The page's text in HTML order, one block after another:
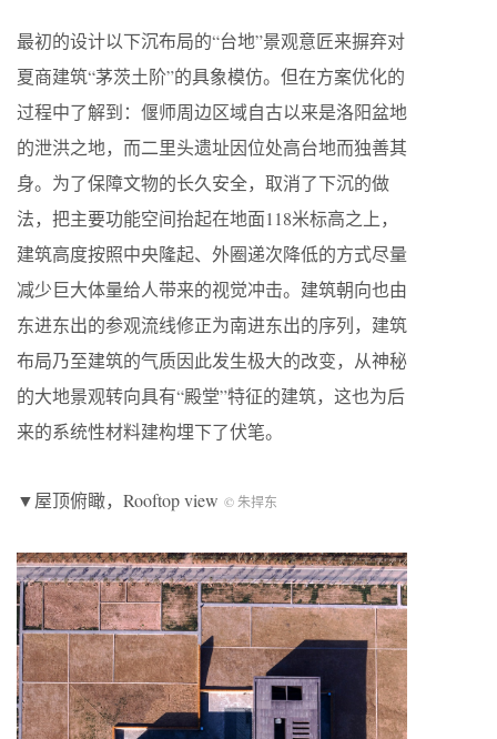
最初的设计以下沉布局的“台地”景观意匠来摒弃对
夏商建筑“茅茨土阶”的具象模仿。但在方案优化的
过程中了解到：偃师周边区域自古以来是洛阳盆地
的泄洪之地，而二里头遗址因位处高台地而独善其
身。为了保障文物的长久安全，取消了下沉的做
法，把主要功能空间抬起在地面118米标高之上，
建筑高度按照中央隆起、外圈递次降低的方式尽量
减少巨大体量给人带来的视觉冲击。建筑朝向也由
东进东出的参观流线修正为南进东出的序列，建筑
布局乃至建筑的气质因此发生极大的改变，从神秘
的大地景观转向具有“殿堂”特征的建筑，这也为后
来的系统性材料建构埋下了伏笔。
▼屋顶俯瞰，Rooftop view © 朱捍东